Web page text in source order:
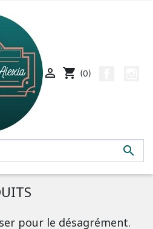

 shopping_cart (0)
pour le désagrément.